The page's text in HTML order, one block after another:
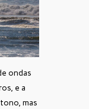
ondas
e a
mas